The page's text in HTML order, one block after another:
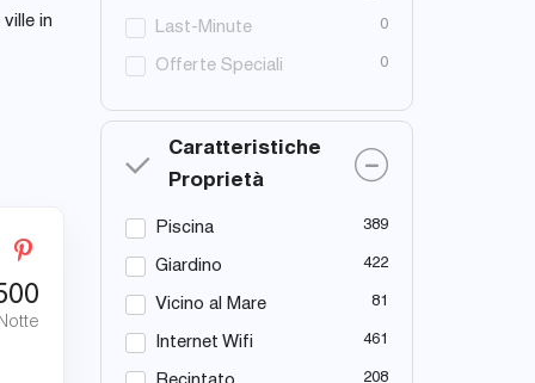
in Last-Minute 0
Offerte Speciali 0
Caratteristiche
Proprietà
Piscina 389
Giardino 422
Vicino al Mare 81
Internet Wifi 461
208